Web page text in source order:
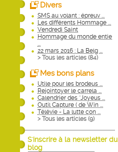
Divers
SMS au volant : épreuv ...
Les différents Hommage ...
Vendredi Saint
Hommage du monde entie
...
22 mars 2016 : La Belg ...
> Tous les articles (84)
Mes bons plans
Utile pour les brodeus ...
Rejointoyer le carrela ...
Calendrier des "Joyeus ...
Outil Capture ( de Win ...
Télévie - La lutte con ...
> Tous les articles (9)
S'inscrire à la newsletter du
blog